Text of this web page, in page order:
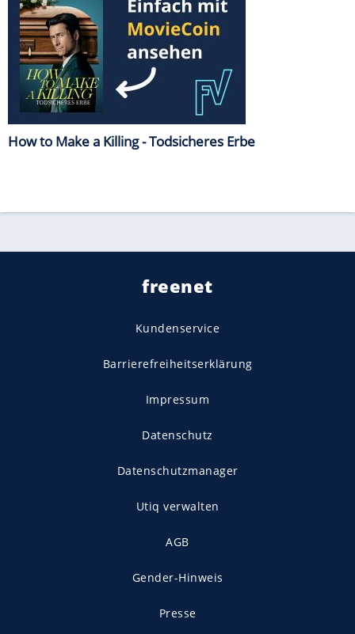
How to Make a Killing - Todsicheres Erbe
freenet
Kundenservice
Barrierefreiheitserklärung
Impressum
Datenschutz
Datenschutzmanager
Utiq verwalten
AGB
Gender-Hinweis
Presse